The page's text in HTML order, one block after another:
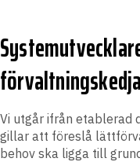
Vi utgår ifrån etablerad
gillar att föreslå
behov ska ligga till